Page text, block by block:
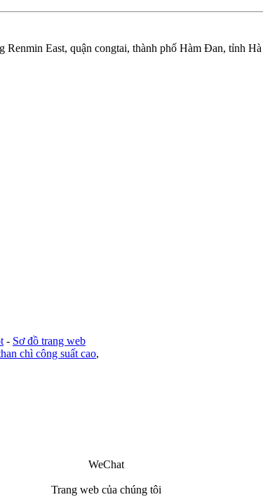
East, quận congtai, thành phố Hàm Đan, tỉnh
- Sơ đồ trang web
chì công suất cao,
WeChat
Trang web của chúng tôi